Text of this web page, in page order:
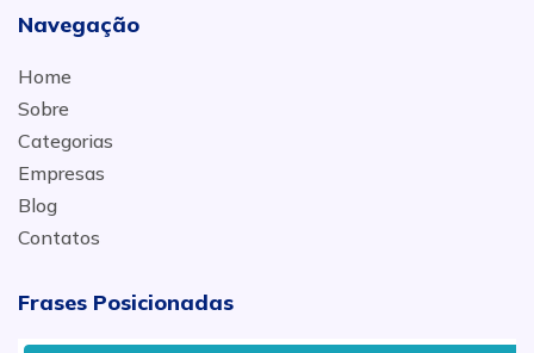
Navegação
Home
Sobre
Categorias
Empresas
Blog
Contatos
Frases Posicionadas